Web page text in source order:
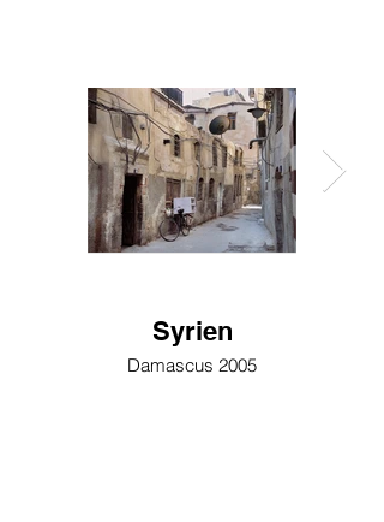
Syrien
Damascus 2005